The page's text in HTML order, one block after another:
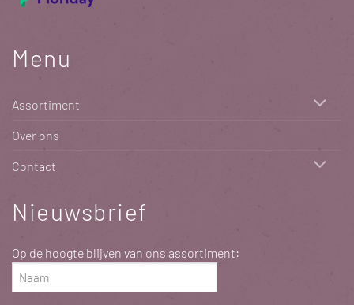
Menu
Assortiment
Over ons
Contact
Nieuwsbrief
Op de hoogte blijven van ons assortiment:
Naam
(Vereist)